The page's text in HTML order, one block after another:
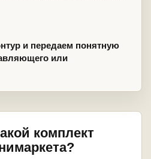
и передаем понятную
или
комплект